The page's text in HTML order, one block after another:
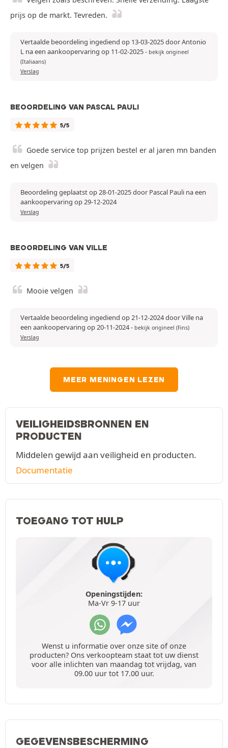
prijs op de markt. Tevreden.
Vertaalde beoordeling ingediend op 13-03-2025 door Antonio
L na een aankoopervaring op 11-02-2025- bekijk origineel
(Italiaans)
Verslag
BEOORDELING VAN PASCAL PAULI
5/5
Goede service top prijzen bestel er al jaren mn banden
en velgen
Beoordeling geplaatst op 28-01-2025 door Pascal Pauli na een
aankoopervaring op 29-12-2024
Verslag
BEOORDELING VAN VILLE
5/5
Mooie velgen
Vertaalde beoordeling ingediend op 21-12-2024 door Ville na
een aankoopervaring op 20-11-2024- bekijk origineel (Fins)
Verslag
MEER MENINGEN LEZEN
VEILIGHEIDSBRONNEN EN
PRODUCTEN
Middelen gewijd aan veiligheid en producten.
Documentatie
TOEGANG TOT HULP
Openingstijden:
Ma-Vr 9-17 uur
Wenst u informatie over onze site of onze
producten? Ons verkoopteam staat tot uw dienst
voor alle inlichten van maandag tot vrijdag, van
09.00 uur tot 17.00 uur.
GEGEVENSBESCHERMING